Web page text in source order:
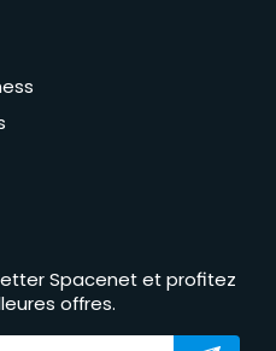
Spacenet et profitez
offres.